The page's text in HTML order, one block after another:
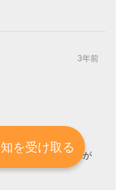
3年前
炊飯も食感も白米が
を受け取る